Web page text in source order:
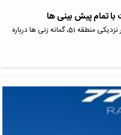
انتشار ویدیویی مخفیانه از پرواز هواگردی مرموز در نزدیکی منطقه 51، گمانه زنی ها درباره